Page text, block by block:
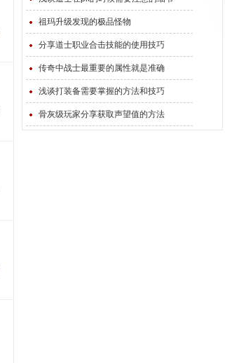
祖玛升级发现的极品怪物
分享道士职业合击技能的使用技巧
传奇中战士最重要的属性就是准确
浅谈打装备需要掌握的方法和技巧
骨灰级玩家分享获取声望值的方法